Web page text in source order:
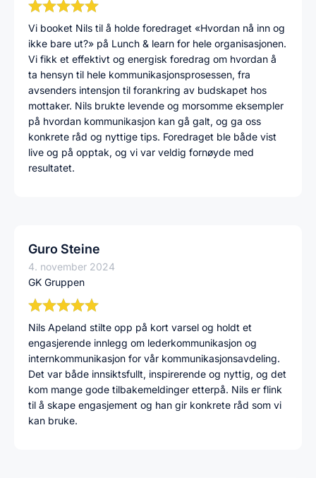
Vi booket Nils til å holde foredraget «Hvordan nå inn og
ikke bare ut?» på Lunch & learn for hele organisasjonen.
Vi fikk et effektivt og energisk foredrag om hvordan å
ta hensyn til hele kommunikasjonsprosessen, fra
avsenders intensjon til forankring av budskapet hos
mottaker. Nils brukte levende og morsomme eksempler
på hvordan kommunikasjon kan gå galt, og ga oss
konkrete råd og nyttige tips. Foredraget ble både vist
live og på opptak, og vi var veldig fornøyde med
resultatet.
Guro Steine
4. november 2024
GK Gruppen
Nils Apeland stilte opp på kort varsel og holdt et
engasjerende innlegg om lederkommunikasjon og
internkommunikasjon for vår kommunikasjonsavdeling.
Det var både innsiktsfullt, inspirerende og nyttig, og det
kom mange gode tilbakemeldinger etterpå. Nils er flink
til å skape engasjement og han gir konkrete råd som vi
kan bruke.